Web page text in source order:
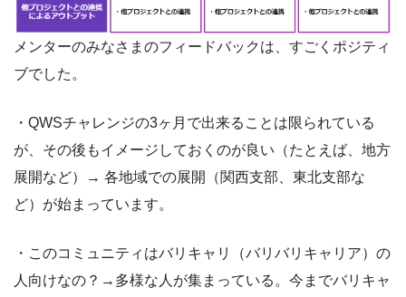
メンターのみなさまのフィードバックは、すごくポジティ
ブでした。
・QWSチャレンジの3ヶ月で出来ることは限られている
が、その後もイメージしておくのが良い（たとえば、地方
展開など）→ 各地域での展開（関西支部、東北支部な
ど）が始まっています。
・このコミュニティはバリキャリ（バリバリキャリア）の
人向けなの？→多様な人が集まっている。今までバリキャ